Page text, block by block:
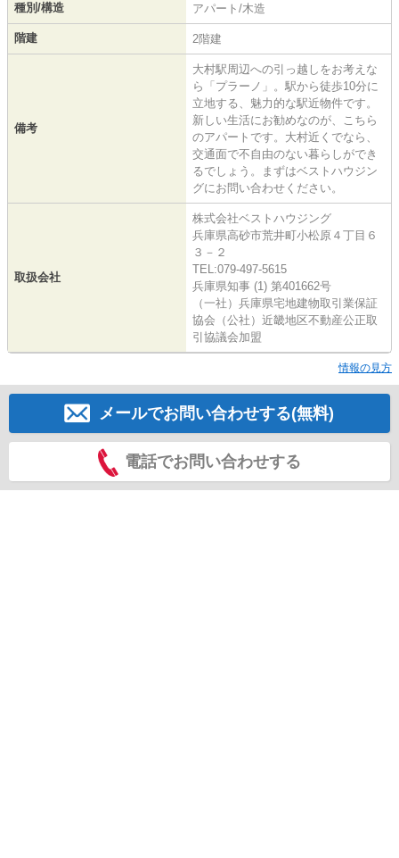
種別/構造 アパート/木造
階建 2階建
備考
大村駅周辺への引っ越しをお考えな
ら「プラーノ」。駅から徒歩10分に
立地する、魅力的な駅近物件です。
新しい生活にお勧めなのが、こちら
のアパートです。大村近くでなら、
交通面で不自由のない暮らしができ
るでしょう。まずはベストハウジン
グにお問い合わせください。
取扱会社
株式会社ベストハウジング
兵庫県高砂市荒井町小松原４丁目６
３－２
TEL:079-497-5615
兵庫県知事 (1) 第401662号
（一社）兵庫県宅地建物取引業保証
協会（公社）近畿地区不動産公正取
引協議会加盟
情報の見方
メールでお問い合わせする(無料)
電話でお問い合わせする